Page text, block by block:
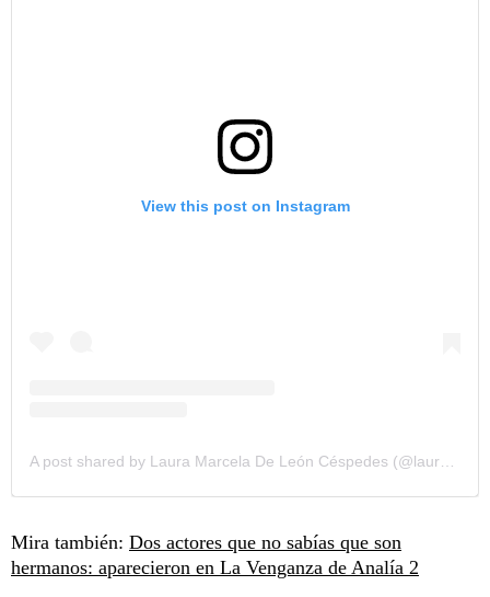
View this post on Instagram
Mira también: Dos actores que no sabías que son
hermanos: aparecieron en La Venganza de Analía 2